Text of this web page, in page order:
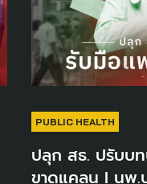
PUBLIC HEALTH
ปลุก สธ. ปรับบ
ขาดแคลน I นพ.